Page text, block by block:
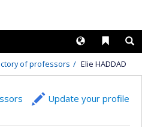
Liens
Langues
of professors Elie HADDAD
Update your profile